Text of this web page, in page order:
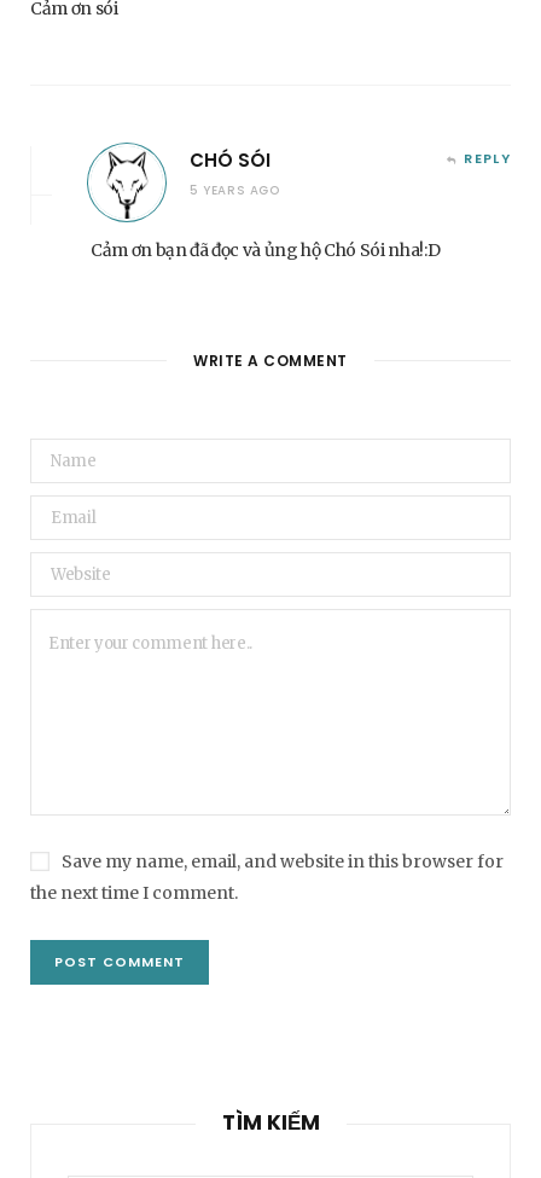
Cảm ơn sói
CHÓ SÓI
5 YEARS AGO
REPLY
Cảm ơn bạn đã đọc và ủng hộ Chó Sói nha!:D
WRITE A COMMENT
Save my name, email, and website in this browser for
the next time I comment.
TÌM KIẾM